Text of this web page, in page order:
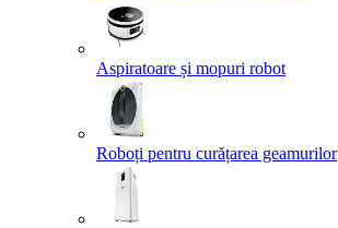
Aspiratoare și mopuri robot
Roboți pentru curățarea geamurilor